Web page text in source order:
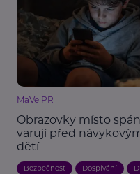
MaVe PR
Obrazovky místo
varují před
dětí
Bezpečnost Dospívání